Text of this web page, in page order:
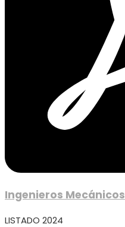
Ingenieros Mecánicos
LISTADO 2024